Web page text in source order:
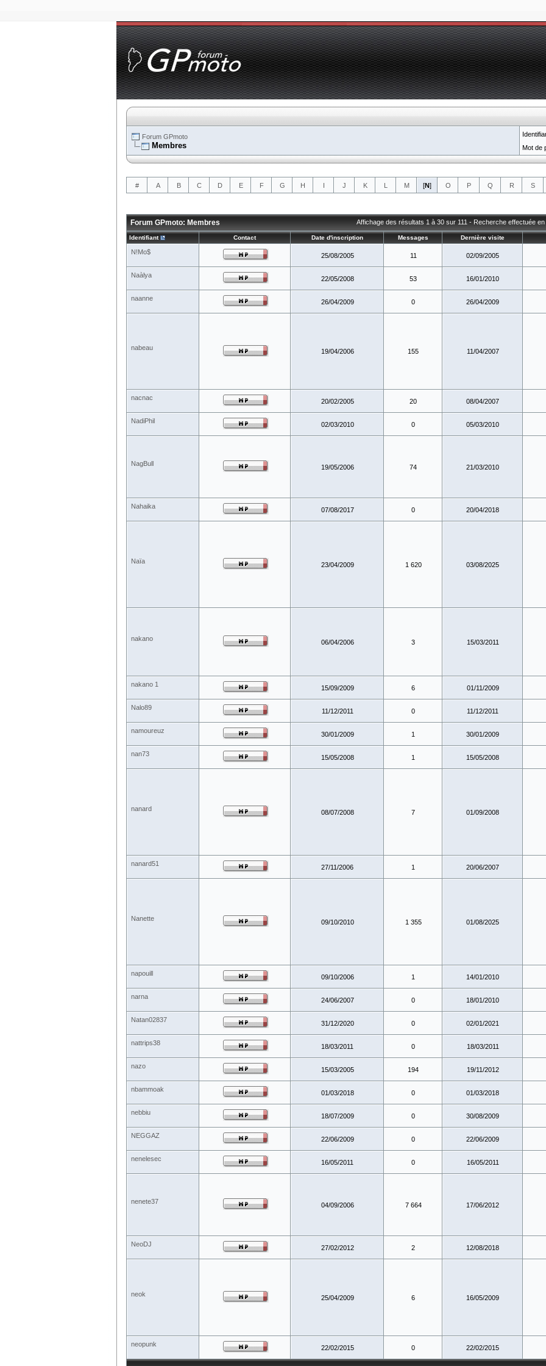
Forum GPmoto
Membres
Mot de
# A B C D E F G H I J K L M [N] O P Q R S
Affichage des résultats 1 à 30 sur 111 - Recherche effectuée en
Forum GPmoto: Membres
Identifiant Contact Date d'inscription Messages Dernière visite
N!Mo$ 25/08/2005 11 02/09/2005
Naàlya 22/05/2008 53 16/01/2010
naanne 26/04/2009 0 26/04/2009
nabeau 19/04/2006 155 11/04/2007
nacnac 20/02/2005 20 08/04/2007
NadiPhil 02/03/2010 0 05/03/2010
NagBull 19/05/2006 74 21/03/2010
Nahaika 07/08/2017 0 20/04/2018
Naïa 23/04/2009 1 620 03/08/2025
nakano 06/04/2006 3 15/03/2011
nakano 1 15/09/2009 6 01/11/2009
Nalo89 11/12/2011 0 11/12/2011
namoureuz 30/01/2009 1 30/01/2009
nan73 15/05/2008 1 15/05/2008
nanard 08/07/2008 7 01/09/2008
nanard51 27/11/2006 1 20/06/2007
Nanette 09/10/2010 1 355 01/08/2025
napouill 09/10/2006 1 14/01/2010
narna 24/06/2007 0 18/01/2010
Natan02837 31/12/2020 0 02/01/2021
nattrips38 18/03/2011 0 18/03/2011
nazo 15/03/2005 194 19/11/2012
nbammoak 01/03/2018 0 01/03/2018
nebbiu 18/07/2009 0 30/08/2009
NEGGAZ 22/06/2009 0 22/06/2009
nenelesec 16/05/2011 0 16/05/2011
nenete37 04/09/2006 7 664 17/06/2012
NeoDJ 27/02/2012 2 12/08/2018
neok 25/04/2009 6 16/05/2009
neopunk 22/02/2015 0 22/02/2015